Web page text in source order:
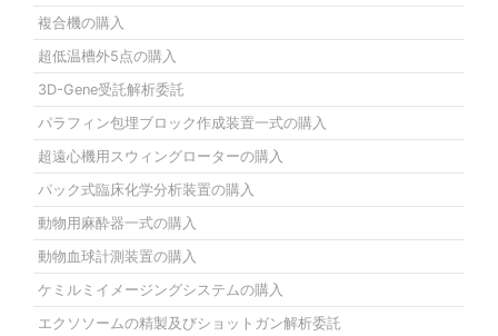
複合機の購入
超低温槽外5点の購入
3D-Gene受託解析委託
パラフィン包埋ブロック作成装置一式の購入
超遠心機用スウィングローターの購入
パック式臨床化学分析装置の購入
動物用麻酔器一式の購入
動物血球計測装置の購入
ケミルミイメージングシステムの購入
エクソソームの精製及びショットガン解析委託